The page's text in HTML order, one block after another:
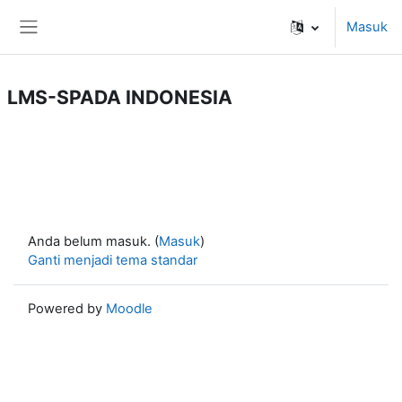
Masuk
LMS-SPADA INDONESIA
Anda belum masuk. (Masuk)
Ganti menjadi tema standar
Powered by Moodle